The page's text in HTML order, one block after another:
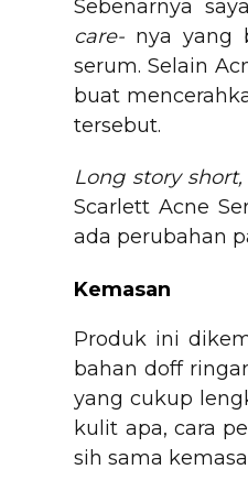
Sebenarnya
care- nya yang
serum. Selain
buat
tersebut.
Long story short,
Scarlett Acne
ada perubahan
Kemasan
Produk ini
bahan doff
yang cukup
kulit apa, cara
sih sama